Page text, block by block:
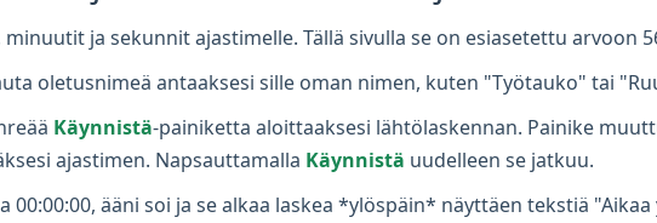
ja sekunnit ajastimelle. Tällä sivulla se on esiasetettu arvoon
oletusnimeä antaaksesi sille oman nimen, kuten "Työtauko" tai
Käynnistä-painiketta aloittaaksesi lähtölaskennan. Painike
ajastimen. Napsauttamalla Käynnistä uudelleen se jatkuu.
00:00:00, ääni soi ja se alkaa laskea *ylöspäin* näyttäen tekstiä